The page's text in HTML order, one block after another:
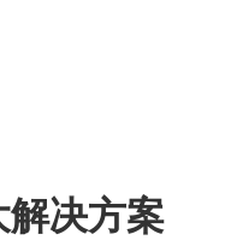
解决方案